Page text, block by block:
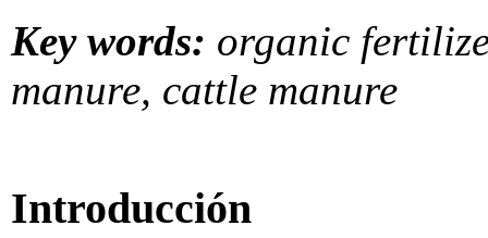
Key words: organic
manure, cattle manure
Introducción